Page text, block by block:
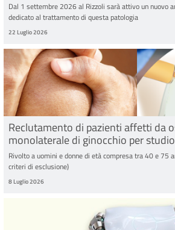
Dal 1 settembre 2026 al Rizzoli sarà attivo un nuovo
dedicato al trattamento di questa patologia
22 Luglio 2026
Reclutamento di pazienti affetti da
monolaterale di ginocchio per
Rivolto a uomini e donne di età compresa tra 40 e 75
criteri di esclusione)
8 Luglio 2026